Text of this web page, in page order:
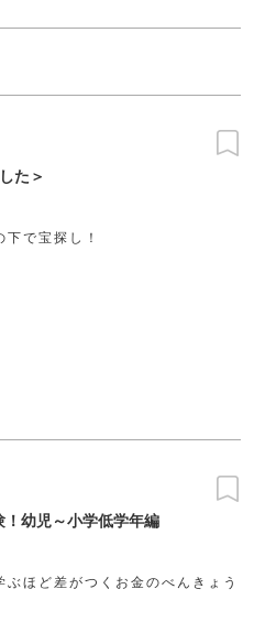
た＞
下で宝探し！
幼児～小学低学年編
ぶほど差がつくお金のべんきょう